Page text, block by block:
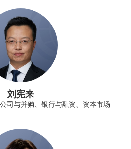
刘宪来
司与并购、银行与融资、资本市场